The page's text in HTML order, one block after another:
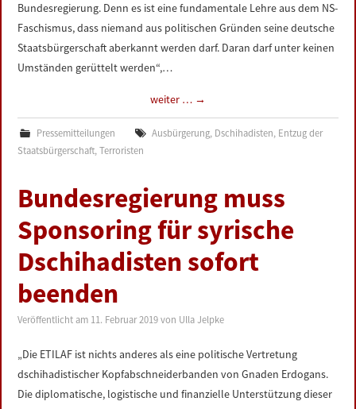
Bundesregierung. Denn es ist eine fundamentale Lehre aus dem NS-
Faschismus, dass niemand aus politischen Gründen seine deutsche
Staatsbürgerschaft aberkannt werden darf. Daran darf unter keinen
Umständen gerüttelt werden“,…
weiter … →
Pressemitteilungen Ausbürgerung, Dschihadisten, Entzug der
Staatsbürgerschaft,Terroristen
Bundesregierung muss
Sponsoring für syrische
Dschihadisten sofort
beenden
Veröffentlicht am 11. Februar 2019 von Ulla Jelpke
„Die ETILAF ist nichts anderes als eine politische Vertretung
dschihadistischer Kopfabschneiderbanden von Gnaden Erdogans.
Die diplomatische, logistische und finanzielle Unterstützung dieser